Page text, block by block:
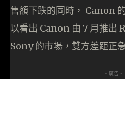
售額下跌的同時， Canon
以看出 Canon 由 7 月推出
Sony 的市場，雙方差距正
- 廣告 -